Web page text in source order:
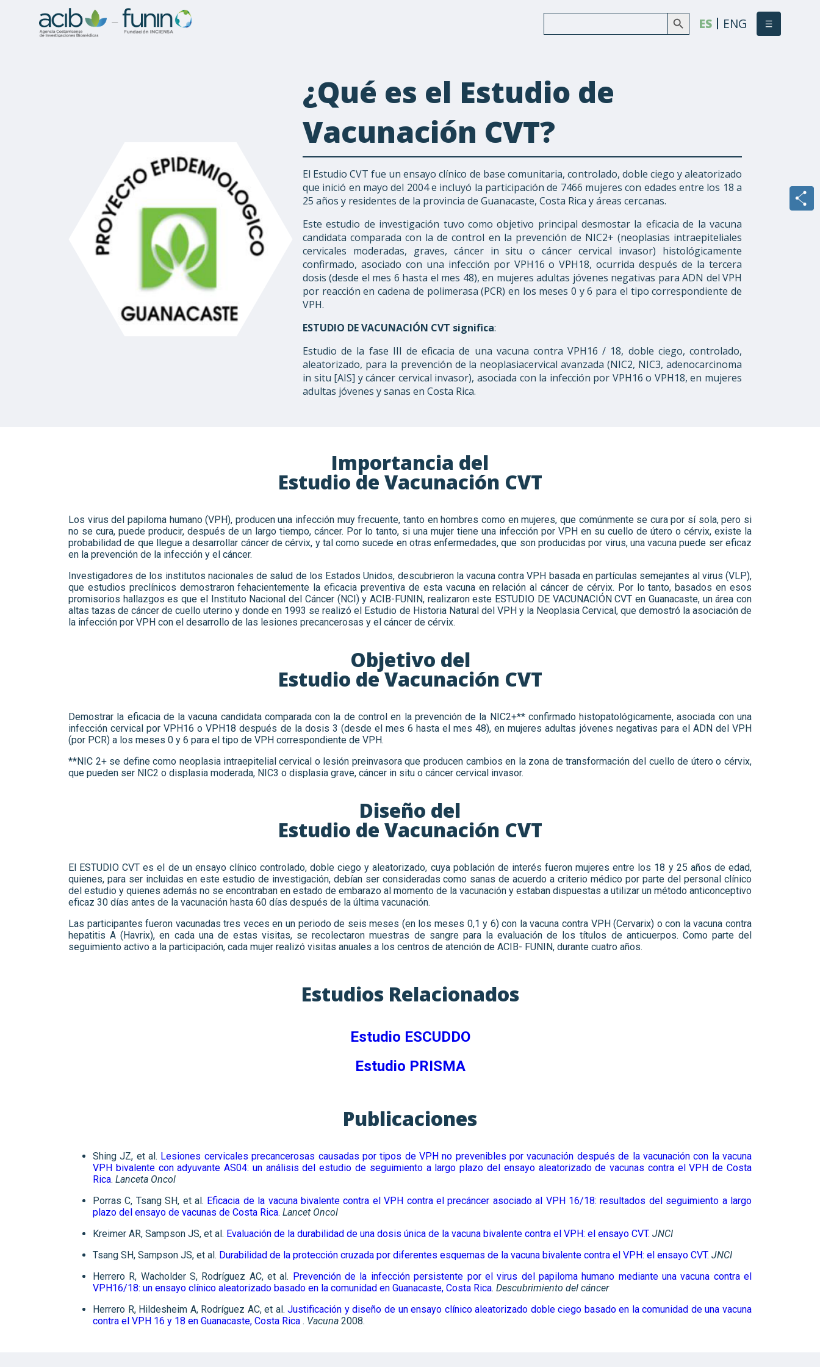
Buscar: Botón de búsqueda
ES ENG
¿Qué es el Estudio de
Vacunación CVT?
El Estudio CVT fue un ensayo clínico de base comunitaria, controlado, doble ciego y aleatorizado
que inició en mayo del 2004 e incluyó la participación de 7466 mujeres con edades entre los 18 a
25 años y residentes de la provincia de Guanacaste, Costa Rica y áreas cercanas.
Este estudio de investigación tuvo como objetivo principal desmostar la eficacia de la vacuna
candidata comparada con la de control en la prevención de NIC2+ (neoplasias intraepiteliales
cervicales moderadas, graves, cáncer in situ o cáncer cervical invasor) histológicamente
confirmado, asociado con una infección por VPH16 o VPH18, ocurrida después de la tercera
dosis (desde el mes 6 hasta el mes 48), en mujeres adultas jóvenes negativas para ADN del VPH
por reacción en cadena de polimerasa (PCR) en los meses 0 y 6 para el tipo correspondiente de
VPH.
ESTUDIO DE VACUNACIÓN CVT significa:
Estudio de la fase III de eficacia de una vacuna contra VPH16 / 18, doble ciego, controlado,
aleatorizado, para la prevención de la neoplasiacervical avanzada (NIC2, NIC3, adenocarcinoma
in situ [AIS] y cáncer cervical invasor), asociada con la infección por VPH16 o VPH18, en mujeres
adultas jóvenes y sanas en Costa Rica.
Importancia del
Estudio de Vacunación CVT
Los virus del papiloma humano (VPH), producen una infección muy frecuente, tanto en hombres como en mujeres, que comúnmente se cura por sí sola, pero si
no se cura, puede producir, después de un largo tiempo, cáncer. Por lo tanto, si una mujer tiene una infección por VPH en su cuello de útero o cérvix, existe la
probabilidad de que llegue a desarrollar cáncer de cérvix, y tal como sucede en otras enfermedades, que son producidas por virus, una vacuna puede ser eficaz
en la prevención de la infección y el cáncer.
Investigadores de los institutos nacionales de salud de los Estados Unidos, descubrieron la vacuna contra VPH basada en partículas semejantes al virus (VLP),
que estudios preclínicos demostraron fehacientemente la eficacia preventiva de esta vacuna en relación al cáncer de cérvix. Por lo tanto, basados en esos
promisorios hallazgos es que el Instituto Nacional del Cáncer (NCI) y ACIB-FUNIN, realizaron este ESTUDIO DE VACUNACIÓN CVT en Guanacaste, un área con
altas tazas de cáncer de cuello uterino y donde en 1993 se realizó el Estudio de Historia Natural del VPH y la Neoplasia Cervical, que demostró la asociación de
la infección por VPH con el desarrollo de las lesiones precancerosas y el cáncer de cérvix.
Objetivo del
Estudio de Vacunación CVT
Demostrar la eficacia de la vacuna candidata comparada con la de control en la prevención de la NIC2+** confirmado histopatológicamente, asociada con una
infección cervical por VPH16 o VPH18 después de la dosis 3 (desde el mes 6 hasta el mes 48), en mujeres adultas jóvenes negativas para el ADN del VPH
(por PCR) a los meses 0 y 6 para el tipo de VPH correspondiente de VPH.
**NIC 2+ se define como neoplasia intraepitelial cervical o lesión preinvasora que producen cambios en la zona de transformación del cuello de útero o cérvix,
que pueden ser NIC2 o displasia moderada, NIC3 o displasia grave, cáncer in situ o cáncer cervical invasor.
Diseño del
Estudio de Vacunación CVT
El ESTUDIO CVT es el de un ensayo clínico controlado, doble ciego y aleatorizado, cuya población de interés fueron mujeres entre los 18 y 25 años de edad,
quienes, para ser incluidas en este estudio de investigación, debían ser consideradas como sanas de acuerdo a criterio médico por parte del personal clínico
del estudio y quienes además no se encontraban en estado de embarazo al momento de la vacunación y estaban dispuestas a utilizar un método anticonceptivo
eficaz 30 días antes de la vacunación hasta 60 días después de la última vacunación.
Las participantes fueron vacunadas tres veces en un periodo de seis meses (en los meses 0,1 y 6) con la vacuna contra VPH (Cervarix) o con la vacuna contra
hepatitis A (Havrix), en cada una de estas visitas, se recolectaron muestras de sangre para la evaluación de los títulos de anticuerpos. Como parte del
seguimiento activo a la participación, cada mujer realizó visitas anuales a los centros de atención de ACIB- FUNIN, durante cuatro años.
Estudios Relacionados
Estudio ESCUDDO
Estudio PRISMA
Publicaciones
Shing JZ, et al. Lesiones cervicales precancerosas causadas por tipos de VPH no prevenibles por vacunación después de la vacunación con la vacuna
VPH bivalente con adyuvante AS04: un análisis del estudio de seguimiento a largo plazo del ensayo aleatorizado de vacunas contra el VPH de Costa
Rica. Lanceta Oncol
Porras C, Tsang SH, et al. Eficacia de la vacuna bivalente contra el VPH contra el precáncer asociado al VPH 16/18: resultados del seguimiento a largo
plazo del ensayo de vacunas de Costa Rica. Lancet Oncol
Kreimer AR, Sampson JS, et al. Evaluación de la durabilidad de una dosis única de la vacuna bivalente contra el VPH: el ensayo CVT. JNCI
Tsang SH, Sampson JS, et al. Durabilidad de la protección cruzada por diferentes esquemas de la vacuna bivalente contra el VPH: el ensayo CVT. JNCI
Herrero R, Wacholder S, Rodríguez AC, et al. Prevención de la infección persistente por el virus del papiloma humano mediante una vacuna contra el
VPH16/18: un ensayo clínico aleatorizado basado en la comunidad en Guanacaste, Costa Rica. Descubrimiento del cáncer
Herrero R, Hildesheim A, Rodríguez AC, et al.Justificación y diseño de un ensayo clínico aleatorizado doble ciego basado en la comunidad de una vacuna
contra el VPH 16 y 18 en Guanacaste, Costa Rica . Vacuna 2008.